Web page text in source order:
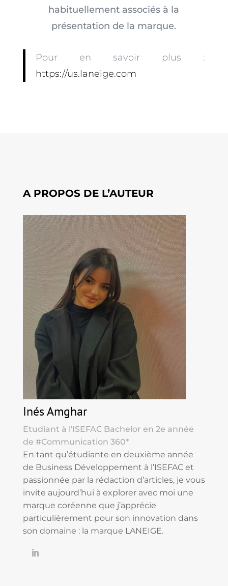
habituellement associés à la
présentation de la marque.
Pour en savoir plus :
https://us.laneige.com
A PROPOS DE L’AUTEUR
Inés Amghar
Etudiant à l'ISEFAC Bachelor en 2e année
de #Communication 360*
En tant qu’étudiante en deuxième année
de Business Développement à l’ISEFAC et
passionnée par la rédaction d’articles, je vous
invite aujourd’hui à explorer avec moi une
marque coréenne que j’apprécie
particulièrement pour son innovation dans
son domaine : la marque LANEIGE.